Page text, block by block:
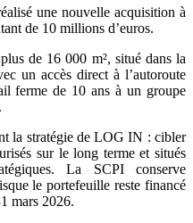
une nouvelle acquisition à
de 10 millions d’euros.
de 16 000 m², situé dans la
un accès direct à l’autoroute
ferme de 10 ans à un groupe
la stratégie de LOG IN : cibler
sur le long terme et situés
La SCPI conserve
le portefeuille reste financé
mars 2026.